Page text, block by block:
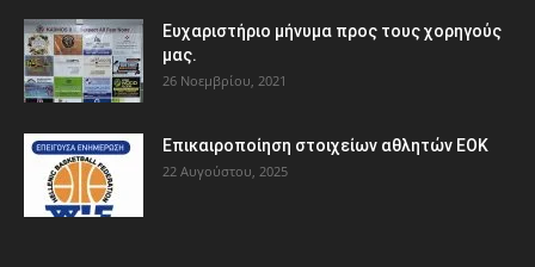
Ευχαριστήριο μήνυμα προς τους χορηγούς
μας.
26 Νοεμβρίου, 2021
Eπικαιροποίηση στοιχείων αθλητών ΕΟΚ
22 Αυγούστου, 2025